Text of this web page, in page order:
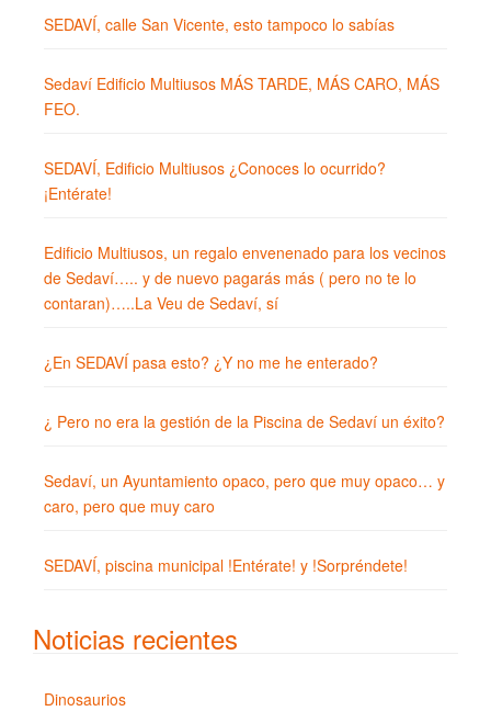
SEDAVÍ, calle San Vicente, esto tampoco lo sabías
Sedaví Edificio Multiusos MÁS TARDE, MÁS CARO, MÁS
FEO.
SEDAVÍ, Edificio Multiusos ¿Conoces lo ocurrido?
¡Entérate!
Edificio Multiusos, un regalo envenenado para los vecinos
de Sedaví….. y de nuevo pagarás más ( pero no te lo
contaran)…..La Veu de Sedaví, sí
¿En SEDAVÍ pasa esto? ¿Y no me he enterado?
¿ Pero no era la gestión de la Piscina de Sedaví un éxito?
Sedaví, un Ayuntamiento opaco, pero que muy opaco… y
caro, pero que muy caro
SEDAVÍ, piscina municipal !Entérate! y !Sorpréndete!
Noticias recientes
Dinosaurios